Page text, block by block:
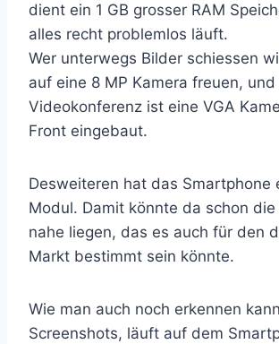
dient ein 1 GB grosser RAM
alles recht problemlos läuft.
Wer unterwegs Bilder schiessen
auf eine 8 MP Kamera freuen,
Videokonferenz ist eine VGA
Front eingebaut.
Desweiteren hat das Smartphone
Modul. Damit könnte da schon die
nahe liegen, das es auch für den
Markt bestimmt sein könnte.
Wie man auch noch erkennen
Screenshots, läuft auf dem